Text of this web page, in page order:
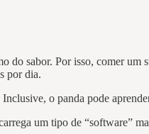
sabor. Por isso, comer
por dia.
o panda pode
um tipo de “software”